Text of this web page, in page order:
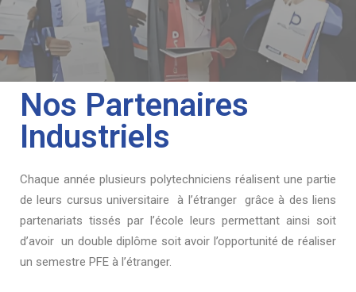
Nos Partenaires
Industriels
Chaque année plusieurs polytechniciens réalisent une partie
de leurs cursus universitaire à l’étranger grâce à des liens
partenariats tissés par l’école leurs permettant ainsi soit
d’avoir un double diplôme soit avoir l’opportunité de réaliser
un semestre PFE à l’étranger.